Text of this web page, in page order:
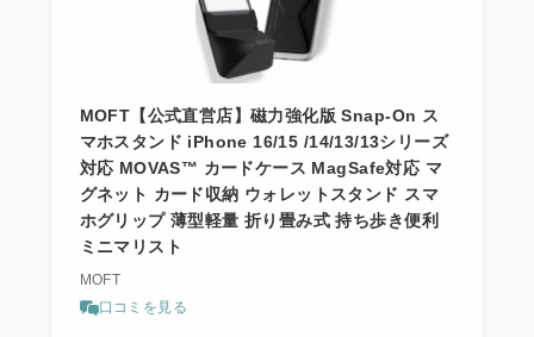
MOFT【公式直営店】磁力強化版 Snap-On ス
マホスタンド iPhone 16/15 /14/13/13シリーズ
対応 MOVAS™ カードケース MagSafe対応 マ
グネット カード収納 ウォレットスタンド スマ
ホグリップ 薄型軽量 折り畳み式 持ち歩き便利
ミニマリスト
MOFT
口コミを見る